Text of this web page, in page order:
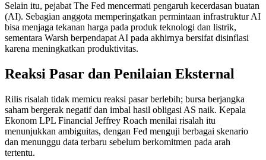
Selain itu, pejabat The Fed mencermati pengaruh kecerdasan buatan
(AI). Sebagian anggota memperingatkan permintaan infrastruktur AI
bisa menjaga tekanan harga pada produk teknologi dan listrik,
sementara Warsh berpendapat AI pada akhirnya bersifat disinflasi
karena meningkatkan produktivitas.
Reaksi Pasar dan Penilaian Eksternal
Rilis risalah tidak memicu reaksi pasar berlebih; bursa berjangka
saham bergerak negatif dan imbal hasil obligasi AS naik. Kepala
Ekonom LPL Financial Jeffrey Roach menilai risalah itu
menunjukkan ambiguitas, dengan Fed menguji berbagai skenario
dan menunggu data terbaru sebelum berkomitmen pada arah
tertentu.